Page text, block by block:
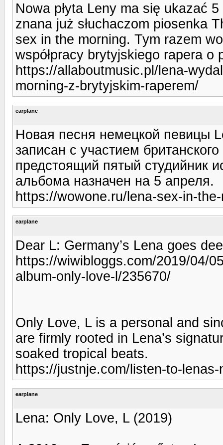
Nowa płyta Leny ma się ukazać
znana już słuchaczom piosenka
sex in the morning. Tym razem
współpracy brytyjskiego rapera o
https://allaboutmusic.pl/lena-
morning-z-brytyjskim-raperem/
earplane
Новая песня немецкой певицы
записан с участием
предстоящий пятый студийник
альбома назначен на 5 апреля.
https://wowone.ru/lena-sex-in-
earplane
Dear L: Germany’s Lena goes
https://wiwibloggs.com/2019/04/
album-only-love-l/235670/
Only Love, L is a personal and
are firmly rooted in Lena’s
soaked tropical beats.
https://justnje.com/listen-to-
earplane
Lena: Only Love, L (2019)